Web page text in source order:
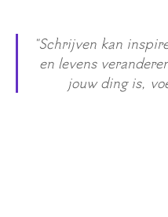
"Schrijven kan
en levens
jouw ding is,